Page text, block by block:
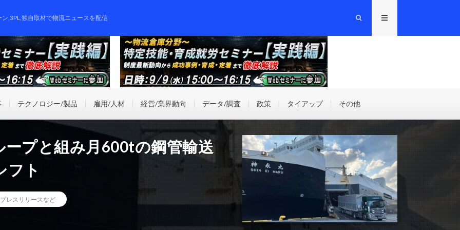
,3PL,独自取材で物流ニュースを配信
テクノロジー/製品 雇用/人材 経営/業界動向 データ/調査 政策 タイアップ その他
ープと組み月600tの鋼管輸送
フト
プレスリリースなど